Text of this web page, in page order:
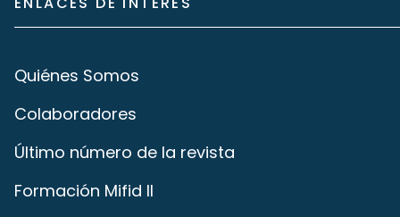
Quiénes Somos
Colaboradores
Último número de la revista
Formación Mifid II